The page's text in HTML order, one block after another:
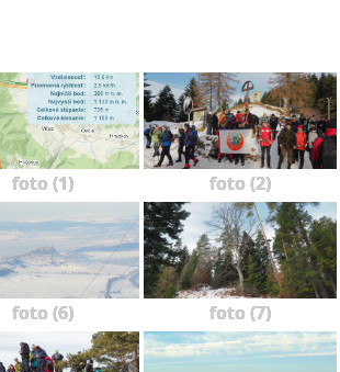
foto (1) foto (2)
foto (6) foto (7)